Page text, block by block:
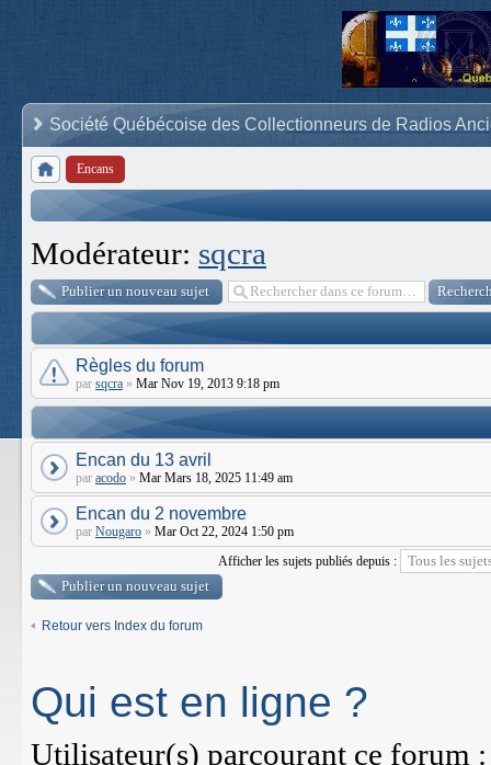
Société Québécoise des Collectionneurs de Radios
Encans
Modérateur: sqcra
Publier un nouveau sujet
Règles du forum
par sqcra » Mar Nov 19, 2013 9:18 pm
Encan du 13 avril
par acodo » Mar Mars 18, 2025 11:49 am
Encan du 2 novembre
par Nougaro » Mar Oct 22, 2024 1:50 pm
Afficher les sujets publiés depuis :
Publier un nouveau sujet
Retour vers Index du forum
Qui est en ligne ?
Utilisateur(s) parcourant ce forum